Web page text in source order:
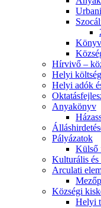
Hírvivő –
Helyi
Helyi adók
Anyakönyv
Pályázatok
Külső
Kulturális és
Arculati
Községi
Helyi